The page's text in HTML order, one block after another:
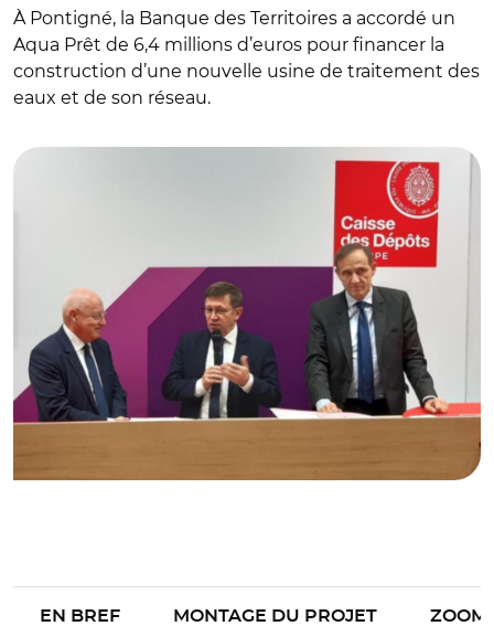
À Pontigné, la Banque des Territoires a accordé un
Aqua Prêt de 6,4 millions d’euros pour financer la
construction d’une nouvelle usine de traitement des
eaux et de son réseau.
EN BREF MONTAGE DU PROJET ZOOM